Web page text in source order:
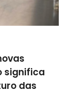
significa
das